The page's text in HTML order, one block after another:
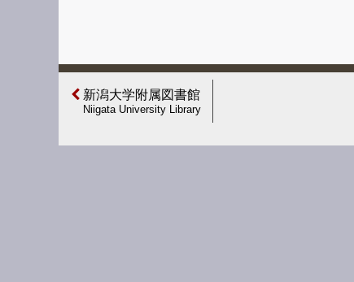
新潟大学附属図書館
Niigata University Library